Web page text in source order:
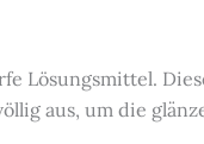
Lösungsmittel.
aus, um die